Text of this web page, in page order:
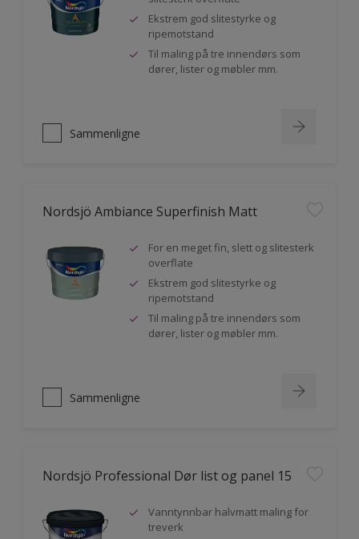
Ekstrem god slitestyrke og
ripemotstand
Til maling på tre innendørs som
dører, lister og møbler mm.
Sammenligne
Nordsjö Ambiance Superfinish Matt
For en meget fin, slett og slitesterk
overflate
Ekstrem god slitestyrke og
ripemotstand
Til maling på tre innendørs som
dører, lister og møbler mm.
Sammenligne
Nordsjö Professional Dør list og panel 15
Vanntynnbar halvmatt maling for
treverk